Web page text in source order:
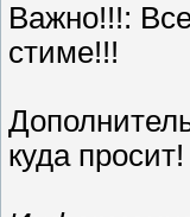
Важно!!!:
стиме!!!
куда просит!